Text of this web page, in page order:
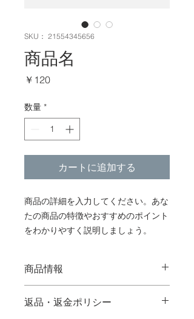
SKU： 21554345656
商品名
￥120価
数量 *
カートに追加する
商品の詳細を入力してください。あな
たの商品の特徴やおすすめのポイント
をわかりやすく説明しましょう。
商品情報
ズ、素材、取扱説明に加え、商品の特
返品・返金ポリシー